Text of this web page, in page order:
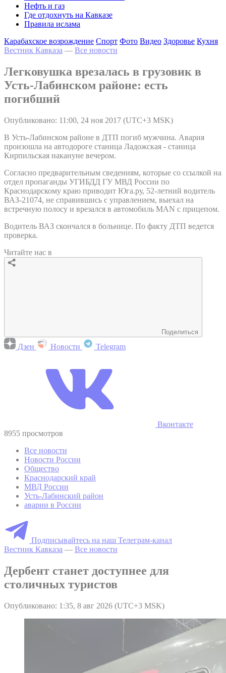
Нефть и газ
Где отдохнуть на Кавказе
Правила ислама
Карабахское возрождение Спорт Фото Видео Здоровье Кухня
Вестник Кавказа — Все новости
Легковушка врезалась в грузовик в
Усть-Лабинском районе: есть
погибший
Опубликовано: 11:00, 24 ноя 2017 (UTC+3 MSK)
В Усть-Лабинском районе в ДТП погиб мужчина. Авария
произошла на автодороге станица Ладожская - станица
Кирпильская накануне вечером.
Согласно предварительным сведениям, которые со ссылкой на
отдел пропаганды УГИБДД ГУ МВД России по
Краснодарскому краю приводит Юга.ру, 52-летний водитель
ВАЗ-21074, не справившись с управлением, выехал на
встречную полосу и врезался в автомобиль MAN с прицепом.
Водитель ВАЗ скончался в больнице. По факту ДТП ведется
проверка.
Читайте нас в
Поделиться
Дзен Новости Telegram
Вконтакте
8955 просмотров
Все новости
Новости России
Общество
Краснодарский край
МВД России
Усть-Лабинский район
аварии в России
Подписывайтесь на наш Телеграм-канал
Вестник Кавказа — Все новости
Дербент станет доступнее для
столичных туристов
Опубликовано: 1:35, 8 авг 2026 (UTC+3 MSK)